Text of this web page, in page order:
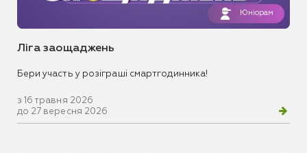
Юніорам
Ліга заощаджень
Бери участь у розіграші смартгодинника!
з 16 травня 2026
до 27 вересня 2026